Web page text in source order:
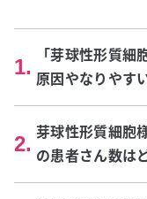
1.
「芽球性形質
原因やなりやす
2. 芽球性形質細胞
の患者さん数は